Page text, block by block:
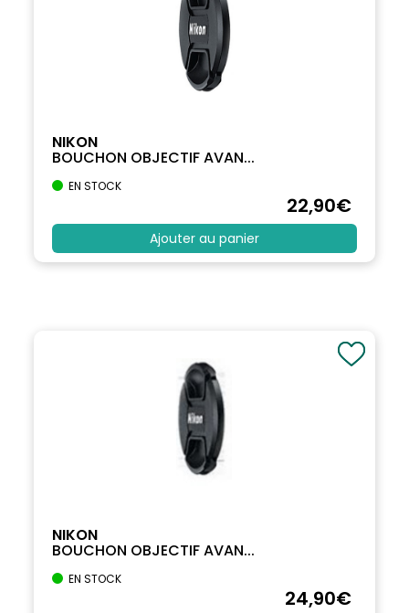
NIKON
BOUCHON OBJECTIF AVAN...
EN STOCK
22,90€
Ajouter au panier
NIKON
BOUCHON OBJECTIF AVAN...
EN STOCK
24,90€